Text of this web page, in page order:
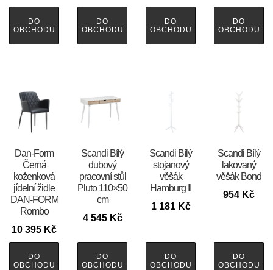
DO
OBCHODU
DO
OBCHODU
DO
OBCHODU
DO
OBCHODU
​​​​​Dan-Form
Černá
koženková
jídelní židle
DAN-FORM
Rombo
10 395 Kč
DO
OBCHODU
Scandi Bílý
dubový
pracovní stůl
Pluto 110×50
cm
4 545 Kč
DO
OBCHODU
Scandi Bílý
stojanový
věšák
Hamburg II
1 181 Kč
DO
OBCHODU
Scandi Bílý
lakovaný
věšák Bond
954 Kč
DO
OBCHODU